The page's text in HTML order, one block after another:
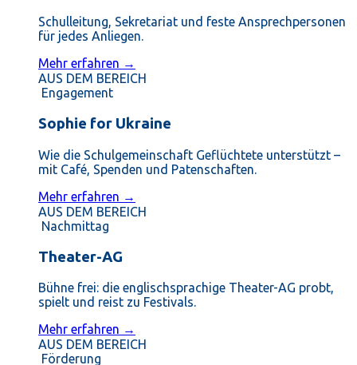
Schulleitung, Sekretariat und feste Ansprechpersonen
für jedes Anliegen.
Mehr erfahren →
AUS DEM BEREICH
Engagement
Sophie for Ukraine
Wie die Schulgemeinschaft Geflüchtete unterstützt –
mit Café, Spenden und Patenschaften.
Mehr erfahren →
AUS DEM BEREICH
Nachmittag
Theater-AG
Bühne frei: die englischsprachige Theater-AG probt,
spielt und reist zu Festivals.
Mehr erfahren →
AUS DEM BEREICH
Förderung